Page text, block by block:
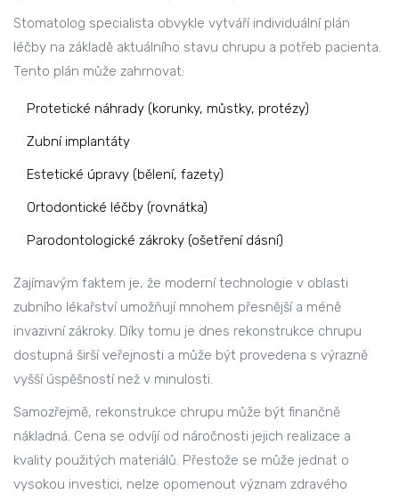
Stomatolog specialista obvykle vytváří individuální plán
léčby na základě aktuálního stavu chrupu a potřeb pacienta.
Tento plán může zahrnovat:
Protetické náhrady (korunky, můstky, protézy)
Zubní implantáty
Estetické úpravy (bělení, fazety)
Ortodontické léčby (rovnátka)
Parodontologické zákroky (ošetření dásní)
Zajímavým faktem je, že moderní technologie v oblasti
zubního lékařství umožňují mnohem přesnější a méně
invazivní zákroky. Díky tomu je dnes rekonstrukce chrupu
dostupná širší veřejnosti a může být provedena s výrazně
vyšší úspěšností než v minulosti.
Samozřejmě, rekonstrukce chrupu může být finančně
nákladná. Cena se odvíjí od náročnosti jejich realizace a
kvality použitých materiálů. Přestože se může jednat o
vysokou investici, nelze opomenout význam zdravého